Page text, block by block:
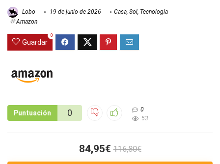
Lobo 19 de junio de 2026 Casa, Sol, Tecnología
Amazon
Guardar
0
Puntuación 0
0
53
84,95€ 116,80€